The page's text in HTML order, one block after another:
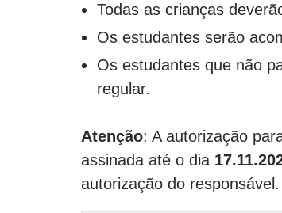
Todas as crianças
Os estudantes serão
Os estudantes que não
regular.
Atenção: A autorização
assinada até o dia
autorização do responsável.